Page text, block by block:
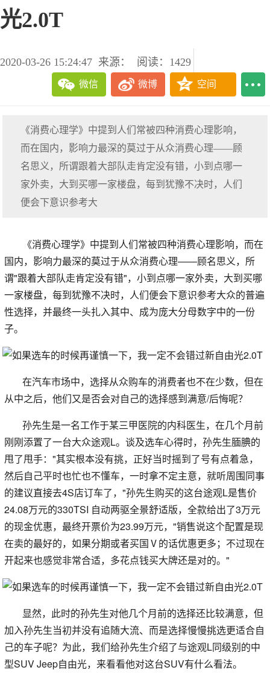
光2.0T
2020-03-26 15:24:47 来源： 阅读：1429
微信 微博 空间
《消费心理学》中提到人们常被四种消费心理影响，
而在国内，影响力最深的莫过于从众消费心理——顾
名思义，所谓跟着大部队走肯定没有错，小到点哪一
家外卖，大到买哪一家楼盘，每到犹豫不决时，人们
便会下意识参考大
《消费心理学》中提到人们常被四种消费心理影响，而在
国内，影响力最深的莫过于从众消费心理——顾名思义，所
谓"跟着大部队走肯定没有错"，小到点哪一家外卖，大到买哪
一家楼盘，每到犹豫不决时，人们便会下意识参考大众的普遍
性选择，并最终一头扎入其中、成为庞大分母数字中的一份
子。
在汽车市场中，选择从众购车的消费者也不在少数，但在
从中之后，他们又是否会对自己的选择感到满意/后悔呢？
孙先生是一名工作于某三甲医院的内科医生，在几个月前
刚刚添置了一台大众途观L。谈及选车心得时，孙先生腼腆的
甩了甩手："其实根本没有挑，正好当时摇到了号有点着急，
然后自己平时也忙也不懂车，一时拿不定主意，就听周围同事
的建议直接去4S店订车了，"孙先生购买的这台途观L是售价
24.08万元的330TSI 自动两驱全景舒适版，全款给出了3万元
的现金优惠，最终开票价为23.99万元，"销售说这个配置是现
在卖的最好的，如果分期或者买国Ⅴ的话优惠更多；不过现在
开起来也感觉非常合适，多花点钱买大牌还是对的。"
显然，此时的孙先生对他几个月前的选择还比较满意，但
加入孙先生当初并没有追随大流、而是选择慢慢挑选更适合自
己的车子呢？为此，我们给孙先生介绍了与途观L同级别的中
型SUV Jeep自由光，来看看他对这台SUV有什么看法。